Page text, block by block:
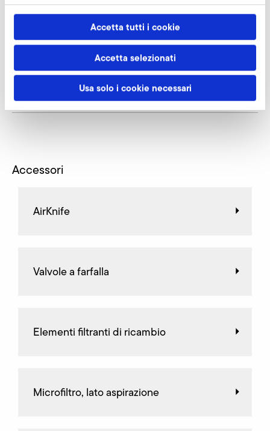
Accetta tutti i cookie
Accetta selezionati
Usa solo i cookie necessari
SCARICA
Istruzioni per l'uso A-HP (zh)
ISTRUZIONI PER L'USO PDF 5 MB
Accessori
AirKnife
Valvole a farfalla
Elementi filtranti di ricambio
Microfiltro, lato aspirazione